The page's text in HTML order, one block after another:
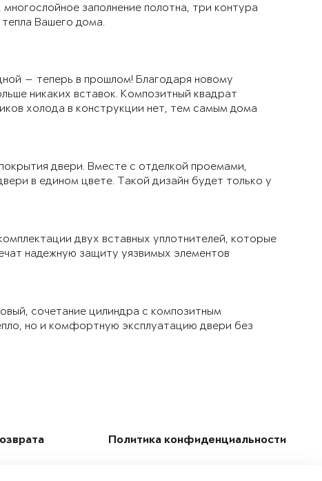
заполнение полотна, три контура
Вашего дома.
— теперь в прошлом! Благодаря новому
никаких вставок. Композитный квадрат
холода в конструкции нет, тем самым дома
двери. Вместе с отделкой проемами,
в едином цвете. Такой дизайн будет только у
двух вставных уплотнителей, которые
надежную защиту уязвимых элементов
сочетание цилиндра с композитным
но и комфортную эксплуатацию двери без
Политика конфиденциальности